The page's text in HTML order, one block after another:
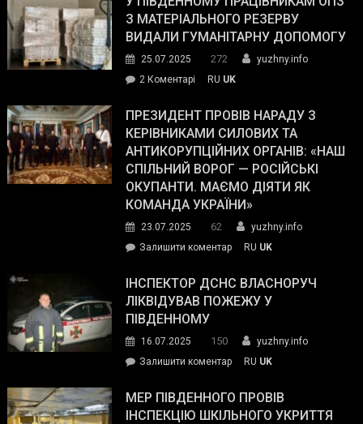
симпатії
виборців
The
Street
Journal.
З МАТЕРІАЛЬНОГО РЕЗЕРВУ
ВИДАЛИ ГУМАНІТАРНУ ДОПОМОГУ
25.07.2025 272
yuzhny.info
2 Коментарі
Південному
працівникам
ОПЗ
з
матеріального
резерву
гуманітарну
допомогу
RU UK
ПРЕЗИДЕНТ ПРОВІВ НАРАДУ З
КЕРІВНИКАМИ СИЛОВИХ ТА
АНТИКОРУПЦІЙНИХ ОРГАНІВ: «НАШ
СПІЛЬНИЙ ВОРОГ — РОСІЙСЬКІ
ОКУПАНТИ. МАЄМО ДІЯТИ ЯК
КОМАНДА УКРАЇНИ»
23.07.2025 62
yuzhny.info
Залишити коментарon
провів
нараду
силових
та
органів:
«Наш
RU UK
ІНСПЕКТОР ДСНС ВЛАСНОРУЧ
ЛІКВІДУВАВ ПОЖЕЖУ У
ПІВДЕННОМУ
16.07.2025 150
yuzhny.info
Залишити коментарon
ДСНС
власноруч
RU UK
МЕР ПІВДЕННОГО ПРОВІВ
ІНСПЕКЦІЮ ШКІЛЬНОГО УКРИТТЯ